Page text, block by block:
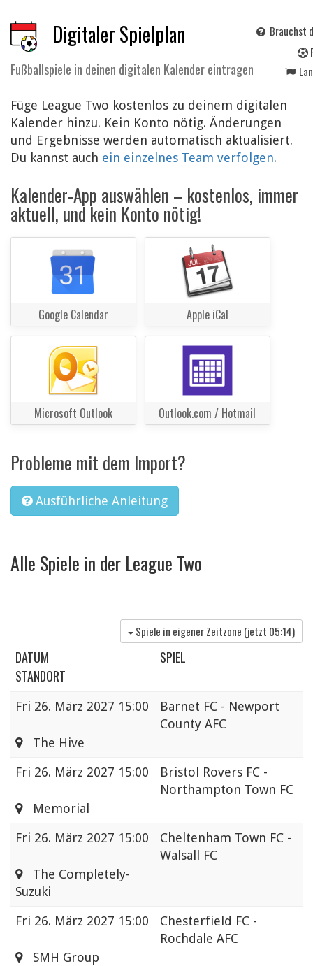
Digitaler Spielplan
Fußballspiele in deinen digitalen Kalender eintragen
Brauchst
Füge League Two kostenlos zu deinem digitalen
Kalender hinzu. Kein Konto nötig. Änderungen
und Ergebnisse werden automatisch aktualisiert.
Du kannst auch ein einzelnes Team verfolgen.
Kalender-App auswählen – kostenlos, immer
aktuell, und kein Konto nötig!
Google Calendar Apple iCal
Microsoft Outlook Outlook.com / Hotmail
Probleme mit dem Import?
Ausführliche Anleitung
Alle Spiele in der League Two
Spiele in eigener Zeitzone (jetzt 05:14)
DATUM
SPIEL
STANDORT
Fri 26. März 2027 15:00
Barnet FC - Newport
County AFC
The Hive
Fri 26. März 2027 15:00
Bristol Rovers FC -
Northampton Town FC
Memorial
Fri 26. März 2027 15:00
Cheltenham Town FC -
Walsall FC
The Completely-
Suzuki
Fri 26. März 2027 15:00
Chesterfield FC -
Rochdale AFC
SMH Group